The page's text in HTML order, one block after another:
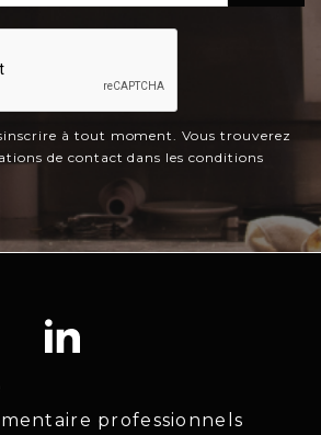
à tout moment. Vous trouverez
de contact dans les conditions
Instagram
professionnels